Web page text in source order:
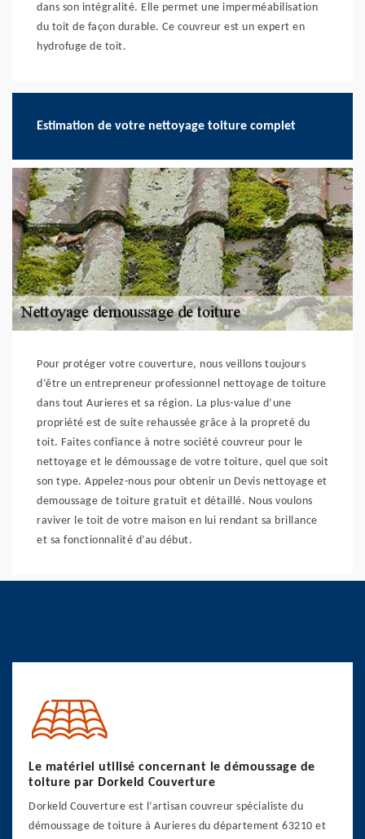
dans son intégralité. Elle permet une imperméabilisation
du toit de façon durable. Ce couvreur est un expert en
hydrofuge de toit.
Estimation de votre nettoyage toiture complet
Pour protéger votre couverture, nous veillons toujours
d’être un entrepreneur professionnel nettoyage de toiture
dans tout Aurieres et sa région. La plus-value d’une
propriété est de suite rehaussée grâce à la propreté du
toit. Faites confiance à notre société couvreur pour le
nettoyage et le démoussage de votre toiture, quel que soit
son type. Appelez-nous pour obtenir un Devis nettoyage et
demoussage de toiture gratuit et détaillé. Nous voulons
raviver le toit de votre maison en lui rendant sa brillance
et sa fonctionnalité d’au début.
Le matériel utilisé concernant le démoussage de
toiture par Dorkeld Couverture
Dorkeld Couverture est l’artisan couvreur spécialiste du
démoussage de toiture à Aurieres du département 63210 et